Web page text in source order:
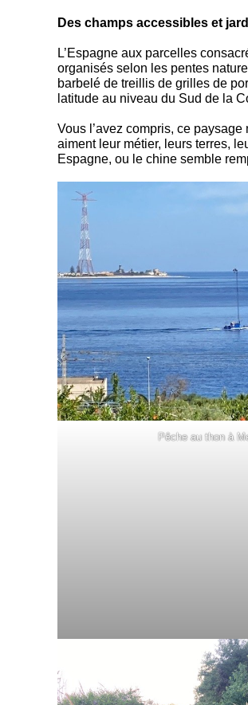
Des champs accessibles et
L’Espagne aux parcelles
organisés selon les pentes
barbelé de treillis de grilles de
latitude au niveau du Sud de la
Vous l’avez compris, ce
aiment leur métier, leurs terres,
Espagne, ou le chine semble
Pêche au thon à